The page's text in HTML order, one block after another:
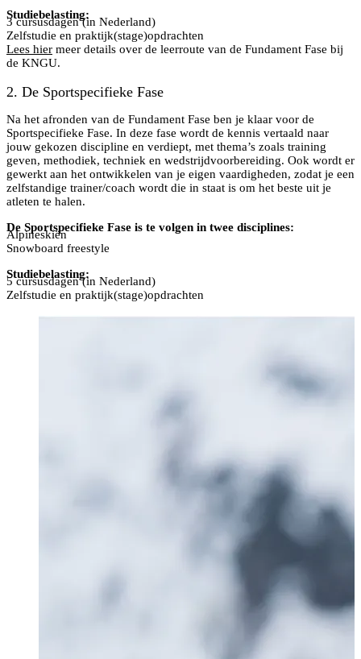
Studiebelasting:
3 cursusdagen (in Nederland)
Zelfstudie en praktijk(stage)opdrachten
Lees hier meer details over de leerroute van de Fundament Fase bij
de KNGU.
2. De Sportspecifieke Fase
Na het afronden van de Fundament Fase ben je klaar voor de
Sportspecifieke Fase. In deze fase wordt de kennis vertaald naar
jouw gekozen discipline en verdiept, met thema’s zoals training
geven, methodiek, techniek en wedstrijdvoorbereiding. Ook wordt er
gewerkt aan het ontwikkelen van je eigen vaardigheden, zodat je een
zelfstandige trainer/coach wordt die in staat is om het beste uit je
atleten te halen.
De Sportspecifieke Fase is te volgen in twee disciplines:
Alpineskiën
Snowboard freestyle
Studiebelasting:
5 cursusdagen (in Nederland)
Zelfstudie en praktijk(stage)opdrachten